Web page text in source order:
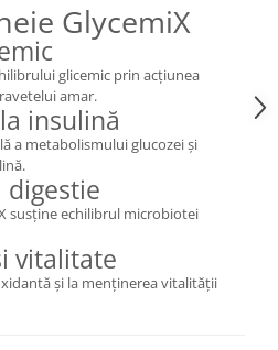
GlycemiX
glicemic prin acțiunea
amar.
insulină
a metabolismului glucozei și
susține echilibrul microbiotei
vitalitate
și la menținerea vitalității